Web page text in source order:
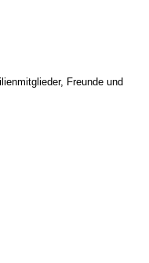
Freunde und